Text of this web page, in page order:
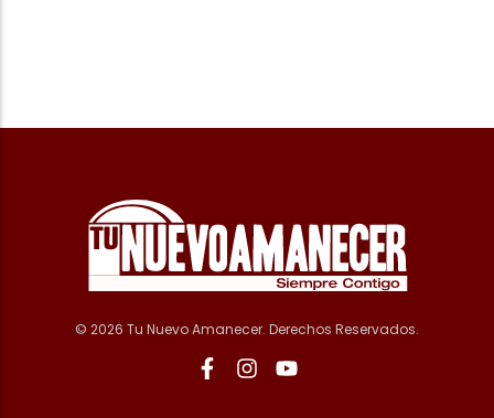
© 2026 Tu Nuevo Amanecer. Derechos Reservados.